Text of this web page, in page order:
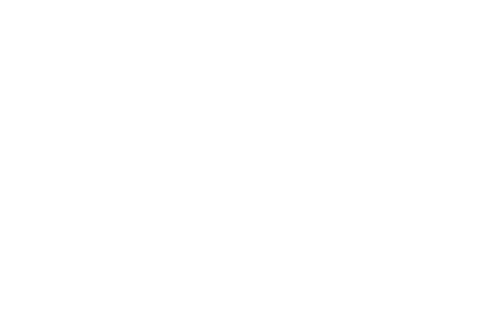
于一伙而暴露身份。幕后黑手向爷派杀手左轮抓住母女二